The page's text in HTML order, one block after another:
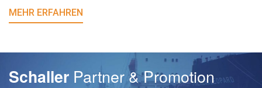
MEHR ERFAHREN
Schaller Partner & Promotion